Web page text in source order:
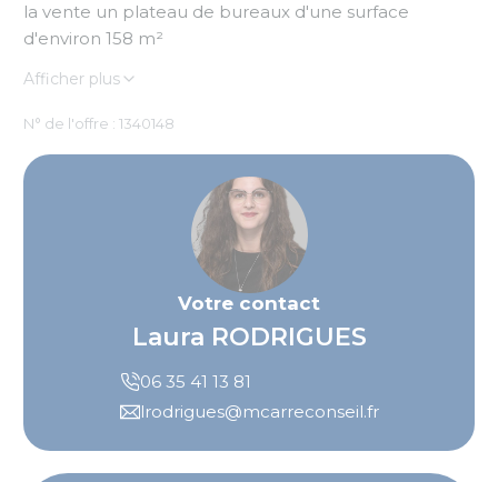
la vente un plateau de bureaux d'une surface
d'environ 158 m²
Afficher plus
N° de l'offre : 1340148
Votre contact
Laura RODRIGUES
06 35 41 13 81
lrodrigues@mcarreconseil.fr